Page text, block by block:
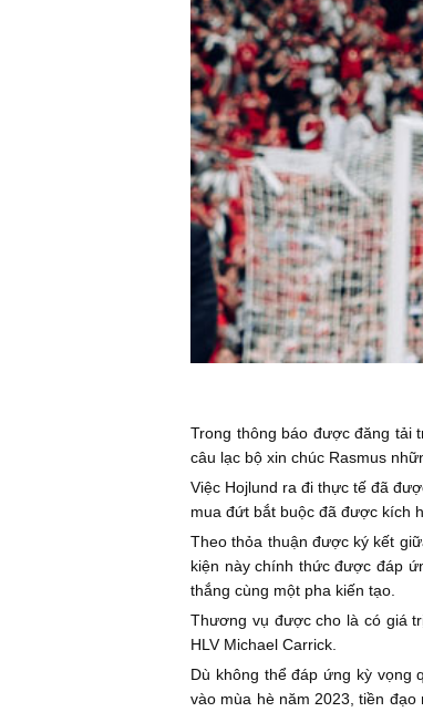
Trong thông báo được đăng tải
câu lạc bộ xin chúc Rasmus
Việc Hojlund ra đi thực tế đã
mua đứt bắt buộc đã được kích
Theo thỏa thuận được ký kết
kiện này chính thức được đáp
thắng cùng một pha kiến tạo.
Thương vụ được cho là có giá
HLV Michael Carrick.
Dù không thể đáp ứng kỳ vọng
vào mùa hè năm 2023, tiền